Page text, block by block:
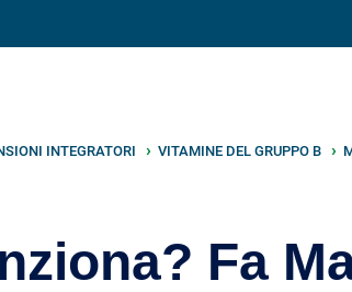
INTEGRATORI VITAMINE DEL GRUPPO B
Fa